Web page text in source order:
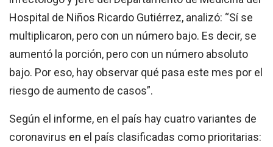
Hospital de Niños Ricardo Gutiérrez, analizó: “Sí se
multiplicaron, pero con un número bajo. Es decir, se
aumentó la porción, pero con un número absoluto
bajo. Por eso, hay observar qué pasa este mes por el
riesgo de aumento de casos”.
Según el informe, en el país hay cuatro variantes de
coronavirus en el país clasificadas como prioritarias: